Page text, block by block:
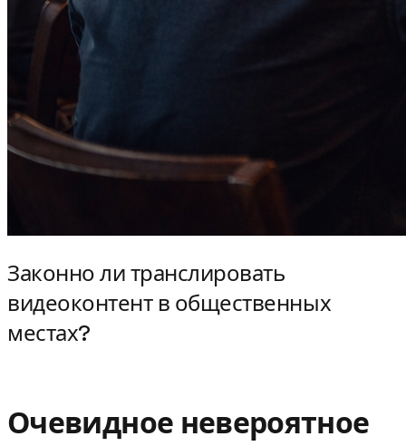
Законно ли транслировать
видеоконтент в общественных
местах?
Очевидное невероятное